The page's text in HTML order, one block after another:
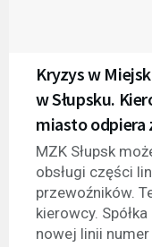
Kryzys w
w Słupsku.
miasto odpiera
MZK Słupsk
obsługi części
przewoźników.
kierowcy.
nowej linii